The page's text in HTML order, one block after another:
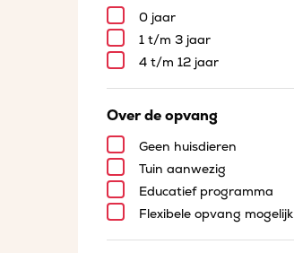
0 jaar
1 t/m 3 jaar
4 t/m 12 jaar
Over de opvang
Geen huisdieren
Tuin aanwezig
Educatief programma
Flexibele opvang mogelijk